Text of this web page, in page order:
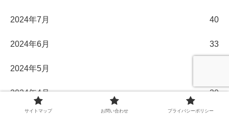
2024年7月 40
2024年6月 33
2024年5月
2024年4月 30
サイトマップ お問い合わせ プライバシーポリシー